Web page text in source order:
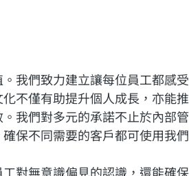
我們致力建立讓每位員工都感
不僅有助提升個人成長，亦能
我們對多元的承諾不止於內部
保不同需要的客戶都可使用我
對無意識偏見的認識，還能確